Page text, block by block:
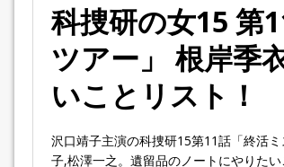
科捜研の女15 第
ツアー」 根岸季
いことリスト！
沢口靖子主演の科捜研15第11話「終活
子,松澤一之。遺留品のノートにやりた